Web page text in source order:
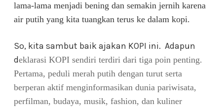
lama-lama menjadi bening dan semakin jernih karena
air putih yang kita tuangkan terus ke dalam kopi.
So, kita sambut baik ajakan KOPI ini. Adapun
deklarasi KOPI sendiri terdiri dari tiga poin penting.
Pertama, peduli merah putih dengan turut serta
berperan aktif menginformasikan dunia pariwisata,
perfilman, budaya, musik, fashion, dan kuliner